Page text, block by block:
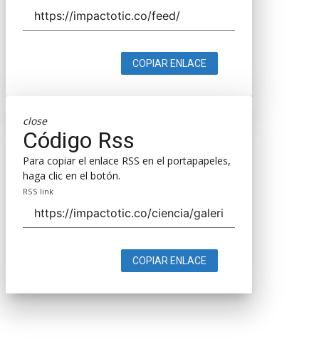
COPIAR ENLACE
close
Código Rss
Para copiar el enlace RSS en el portapapeles,
haga clic en el botón.
RSS link
COPIAR ENLACE